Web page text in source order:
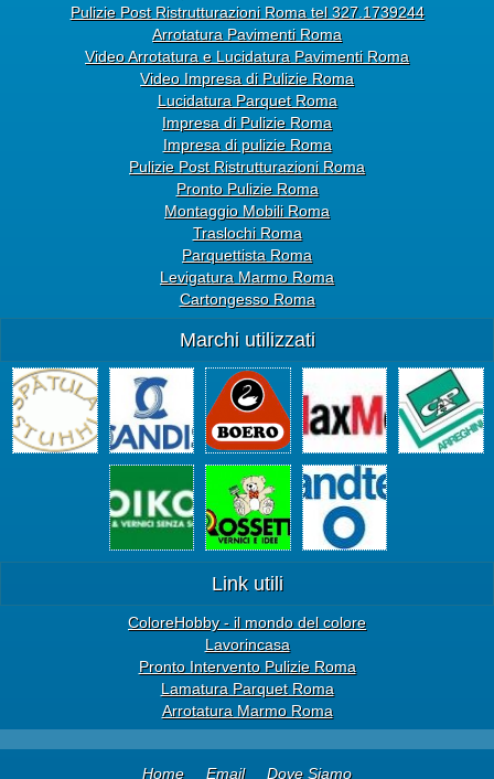
Pulizie Post Ristrutturazioni Roma tel 327.1739244
Arrotatura Pavimenti Roma
Video Arrotatura e Lucidatura Pavimenti Roma
Video Impresa di Pulizie Roma
Lucidatura Parquet Roma
Impresa di Pulizie Roma
Impresa di pulizie Roma
Pulizie Post Ristrutturazioni Roma
Pronto Pulizie Roma
Montaggio Mobili Roma
Traslochi Roma
Parquettista Roma
Levigatura Marmo Roma
Cartongesso Roma
Marchi utilizzati
Link utili
ColoreHobby - il mondo del colore
Lavorincasa
Pronto Intervento Pulizie Roma
Lamatura Parquet Roma
Arrotatura Marmo Roma
Home Email Dove Siamo